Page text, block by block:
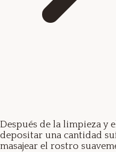
Después de la limpieza y
depositar una cantidad
masajear el rostro